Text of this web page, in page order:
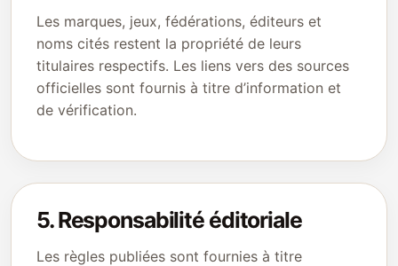
Les marques, jeux, fédérations, éditeurs et
noms cités restent la propriété de leurs
titulaires respectifs. Les liens vers des sources
officielles sont fournis à titre d’information et
de vérification.
5. Responsabilité éditoriale
Les règles publiées sont fournies à titre